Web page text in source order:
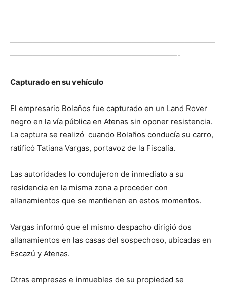
———————————————————————————
——————————————————————-
Capturado en su vehículo
El empresario Bolaños fue capturado en un Land Rover
negro en la vía pública en Atenas sin oponer resistencia.
La captura se realizó cuando Bolaños conducía su carro,
ratificó Tatiana Vargas, portavoz de la Fiscalía.
Las autoridades lo condujeron de inmediato a su
residencia en la misma zona a proceder con
allanamientos que se mantienen en estos momentos.
Vargas informó que el mismo despacho dirigió dos
allanamientos en las casas del sospechoso, ubicadas en
Escazú y Atenas.
Otras empresas e inmuebles de su propiedad se